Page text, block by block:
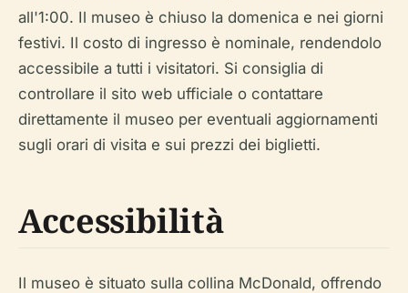
all'1:00. Il museo è chiuso la domenica e nei giorni
festivi. Il costo di ingresso è nominale, rendendolo
accessibile a tutti i visitatori. Si consiglia di
controllare il sito web ufficiale o contattare
direttamente il museo per eventuali aggiornamenti
sugli orari di visita e sui prezzi dei biglietti.
Accessibilità
Il museo è situato sulla collina McDonald, offrendo